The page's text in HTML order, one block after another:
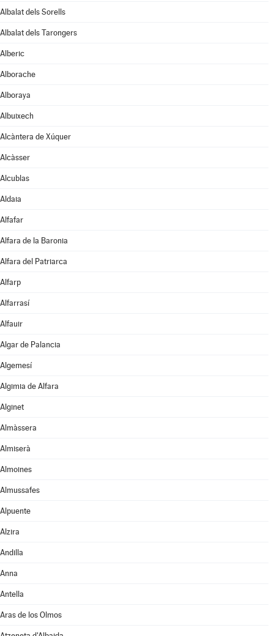
Albalat dels Sorells
Albalat dels Tarongers
Alberic
Alborache
Alboraya
Albuixech
Alcàntera de Xúquer
Alcàsser
Alcublas
Aldaia
Alfafar
Alfara de la Baronia
Alfara del Patriarca
Alfarp
Alfarrasí
Alfauir
Algar de Palancia
Algemesí
Algimia de Alfara
Alginet
Almàssera
Almiserà
Almoines
Almussafes
Alpuente
Alzira
Andilla
Anna
Antella
Aras de los Olmos